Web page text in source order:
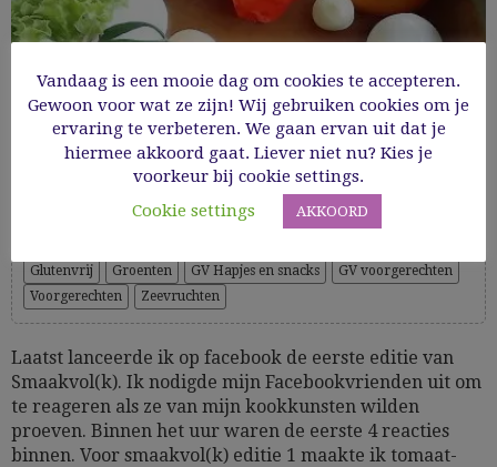
Tomaat-garnaal
Glutenvrij
Groenten GV Hapjes en snacks
GV voorgerechten
Voorgerechten
Zeevruchten
Laatst lanceerde ik op facebook de eerste editie van
Smaakvol(k). Ik nodigde mijn Facebookvrienden uit om
te reageren als ze van mijn kookkunsten wilden
proeven. Binnen het uur waren de eerste 4 reacties
binnen. Voor smaakvol(k) editie 1 maakte ik tomaat-
Vandaag is een mooie dag om cookies te accepteren.
Gewoon voor wat ze zijn! Wij gebruiken cookies om je
ervaring te verbeteren. We gaan ervan uit dat je
hiermee akkoord gaat. Liever niet nu? Kies je
voorkeur bij cookie settings.
Cookie settings
AKKOORD